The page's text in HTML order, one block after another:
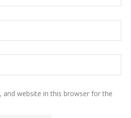
and website in this browser for the